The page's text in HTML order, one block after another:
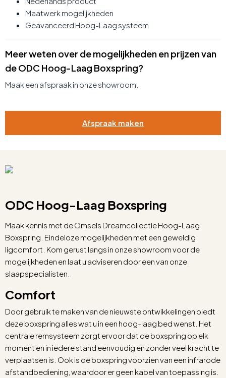
Maatwerk mogelijkheden
Geavanceerd Hoog-Laag systeem
Meer weten over de mogelijkheden en prijzen van
de ODC Hoog-Laag Boxspring?
Maak een afspraak in onze showroom.
Afspraak maken
ODC Hoog-Laag Boxspring
Maak kennis met de Omsels Dreamcollectie Hoog-Laag
Boxspring. Eindeloze mogelijkheden met een geweldig
ligcomfort. Kom gerust langs in onze showroom voor de
mogelijkheden en laat u adviseren door een van onze
slaapspecialisten.
Comfort
Door gebruik te maken van de nieuwste ontwikkelingen biedt
deze boxspring alles wat u in een hoog-laag bed wenst. Het
centrale remsysteem zorgt ervoor dat de boxspring op elk
moment en in iedere stand eenvoudig en zonder veel kracht te
verplaatsen is. Ook is de boxspring voorzien van een infrarode
afstandbediening, waardoor er geen kabel van toepassing is.